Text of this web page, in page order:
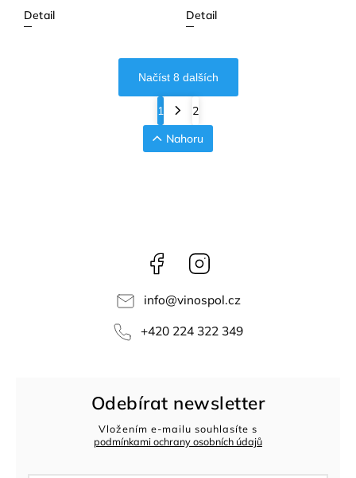
Detail Detail
Načíst 8 dalších
1
2
Nahoru
Facebook
info@vinospol.cz
+420 224 322 349
Odebírat newsletter
Vložením e-mailu souhlasíte s
podmínkami ochrany osobních údajů